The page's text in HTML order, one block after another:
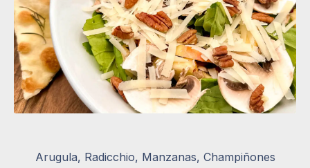
Arugula, Radicchio, Manzanas, Champiñones